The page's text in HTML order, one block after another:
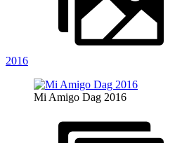
2016
Mi Amigo Dag 2016